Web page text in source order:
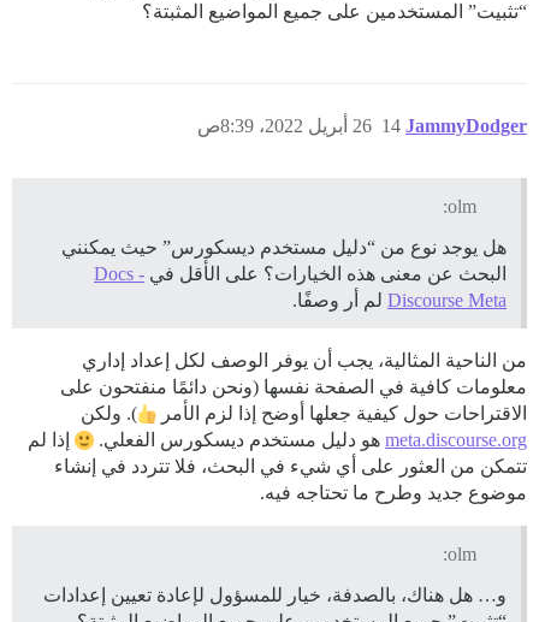
“تثبيت” المستخدمين على جميع المواضيع المثبتة؟
JammyDodger 26 أبريل 2022، 8:39ص 14
olm:
هل يوجد نوع من “دليل مستخدم ديسكورس” حيث يمكنني
البحث عن معنى هذه الخيارات؟ على الأقل في Docs -
Discourse Meta لم أر وصفًا.
من الناحية المثالية، يجب أن يوفر الوصف لكل إعداد إداري
معلومات كافية في الصفحة نفسها (ونحن دائمًا منفتحون على
الاقتراحات حول كيفية جعلها أوضح إذا لزم الأمر
). ولكن
meta.discourse.org هو دليل مستخدم ديسكورس الفعلي.
إذا لم
تتمكن من العثور على أي شيء في البحث، فلا تتردد في إنشاء
موضوع جديد وطرح ما تحتاجه فيه.
olm:
و… هل هناك، بالصدفة، خيار للمسؤول لإعادة تعيين إعدادات